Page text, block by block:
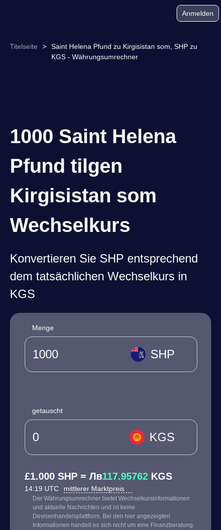
Anmelden
Titelseite >
Saint Helena Pfund zu Kirgisistan som, SHP zu
KGS - Währungsumrechner
1000 Saint Helena
Pfund tilgen
Kirgisistan som
Wechselkurs
Konvertieren Sie SHP entsprechend
dem tatsächlichen Wechselkurs in
KGS
Menge
SHP
getauscht
KGS
£1.000 SHP = Лв117.95762 KGS
14:19 UTC mittlerer Marktpreis
Der Währungsumrechner bietet Wechselkursinformationen
und aktuelle Nachrichten und ist keine
Devisenhandelsplattform. Bei den hier angezeigten
Informationen handelt es sich nicht um eine Finanzberatung.